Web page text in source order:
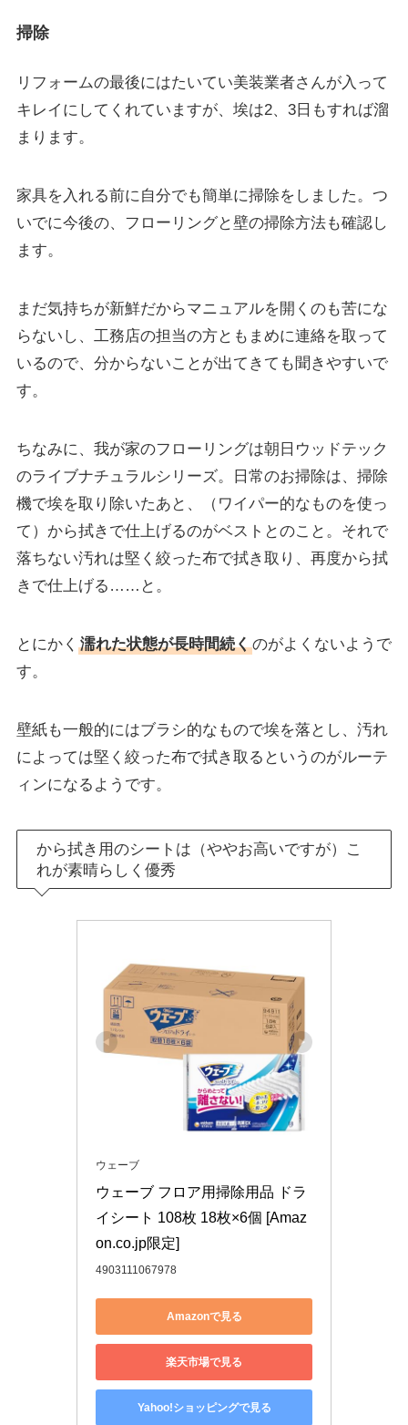
掃除
リフォームの最後にはたいてい美装業者さんが入って
キレイにしてくれていますが、埃は2、3日もすれば溜
まります。
家具を入れる前に自分でも簡単に掃除をしました。つ
いでに今後の、フローリングと壁の掃除方法も確認し
ます。
まだ気持ちが新鮮だからマニュアルを開くのも苦にな
らないし、工務店の担当の方ともまめに連絡を取って
いるので、分からないことが出てきても聞きやすいで
す。
ちなみに、我が家のフローリングは朝日ウッドテック
のライブナチュラルシリーズ。日常のお掃除は、掃除
機で埃を取り除いたあと、（ワイパー的なものを使っ
て）から拭きで仕上げるのがベストとのこと。それで
落ちない汚れは堅く絞った布で拭き取り、再度から拭
きで仕上げる……と。
とにかく 濡れた状態が長時間続くのがよくないようで
す。
壁紙も一般的にはブラシ的なもので埃を落とし、汚れ
によっては堅く絞った布で拭き取るというのがルーテ
ィンになるようです。
から拭き用のシートは（ややお高いですが）こ
れが素晴らしく優秀
ウェーブ
ウェーブ フロア用掃除用品 ドラ
イシート 108枚 18枚×6個 [Amaz
on.co.jp限定]
4903111067978
Amazonで見る
楽天市場で見る
Yahoo!ショッピングで見る